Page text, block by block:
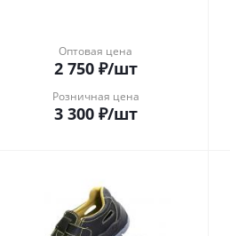
Оптовая цена
2 750₽/шт
Розничная цена
3 300₽/шт